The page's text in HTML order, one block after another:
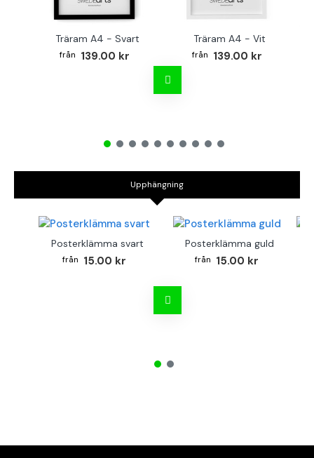
Träram A4 - Svart
139.00 kr
Träram A4 - Vit
139.00 kr
Upphängning
Posterklämma svart
15.00 kr
Posterklämma guld
15.00 kr